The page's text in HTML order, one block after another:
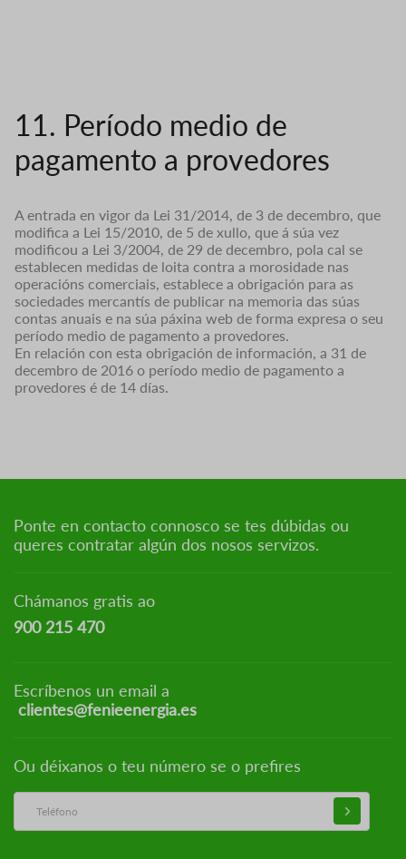
11. Período medio de
pagamento a provedores
A entrada en vigor da Lei 31/2014, de 3 de decembro, que
modifica a Lei 15/2010, de 5 de xullo, que á súa vez
modificou a Lei 3/2004, de 29 de decembro, pola cal se
establecen medidas de loita contra a morosidade nas
operacións comerciais, establece a obrigación para as
sociedades mercantís de publicar na memoria das súas
contas anuais e na súa páxina web de forma expresa o seu
período medio de pagamento a provedores.
En relación con esta obrigación de información, a 31 de
decembro de 2016 o período medio de pagamento a
provedores é de 14 días.
Ponte en contacto connosco se tes dúbidas ou
queres contratar algún dos nosos servizos.
Chámanos gratis ao
900 215 470
Escríbenos un email a
clientes@fenieenergia.es
Ou déixanos o teu número se o prefires